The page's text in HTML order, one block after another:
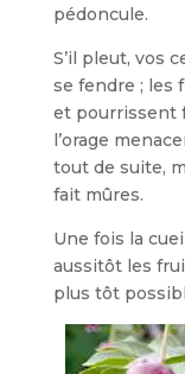
pédoncule.
S’il pleut, vos
se fendre ; les
et pourrissent
l’orage
tout de suite,
fait mûres.
Une fois la
aussitôt les
plus tôt